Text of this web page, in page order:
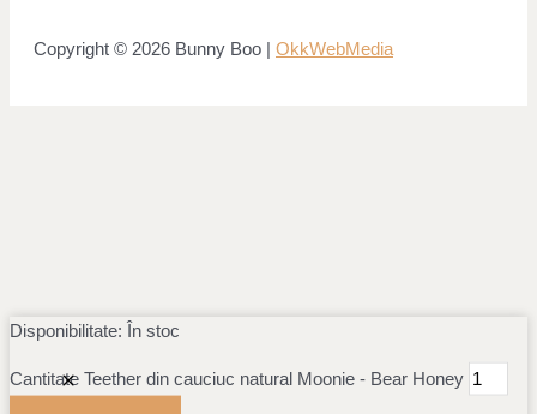
Copyright © 2026 Bunny Boo | OkkWebMedia
Disponibilitate: În stoc
Cantitate Teether din cauciuc natural Moonie - Bear Honey